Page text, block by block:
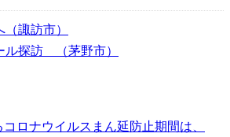
諏訪市）
ル探訪 （茅野市）
ロナウイルスまん延防止期間は、